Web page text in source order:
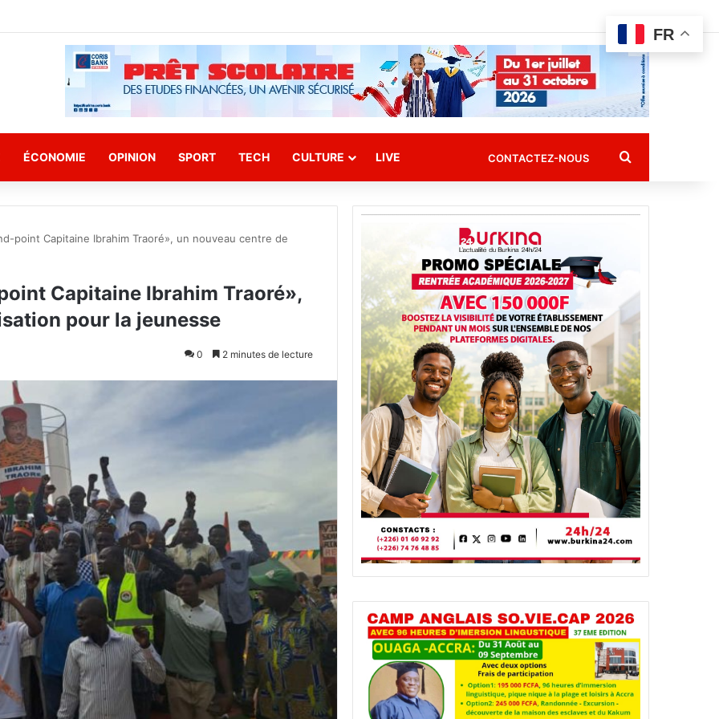
ÉCONOMIE OPINION SPORT TECH CULTURE LIVE CONTACTEZ-NOUS Rechercher
point Capitaine Ibrahim Traoré», un nouveau centre de
Capitaine Ibrahim Traoré»,
pour la jeunesse
0 2 minutes de lecture
FR